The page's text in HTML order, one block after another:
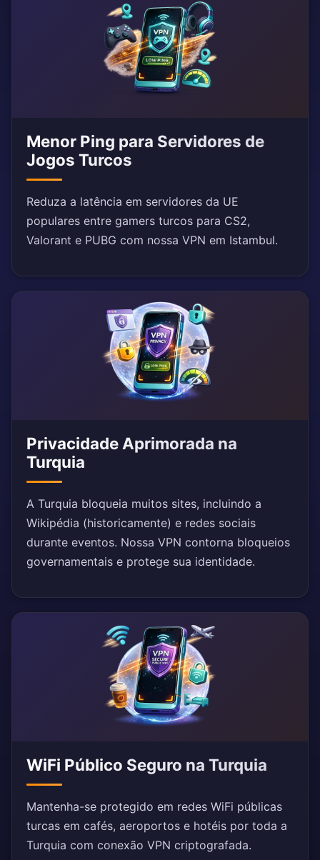
Menor Ping para Servidores de
Jogos Turcos
Reduza a latência em servidores da UE
populares entre gamers turcos para CS2,
Valorant e PUBG com nossa VPN em Istambul.
Privacidade Aprimorada na
Turquia
A Turquia bloqueia muitos sites, incluindo a
Wikipédia (historicamente) e redes sociais
durante eventos. Nossa VPN contorna bloqueios
governamentais e protege sua identidade.
WiFi Público Seguro na Turquia
Mantenha-se protegido em redes WiFi públicas
turcas em cafés, aeroportos e hotéis por toda a
Turquia com conexão VPN criptografada.